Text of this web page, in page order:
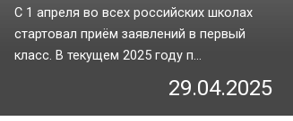
С 1 апреля во всех российских школах
стартовал приём заявлений в первый
класс. В текущем 2025 году п...
29.04.2025